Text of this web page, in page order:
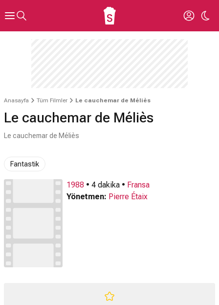
Anasayfa Tüm Filmler Le cauchemar de Méliès
Le cauchemar de Méliès
Le cauchemar de Méliès
Fantastik
1988 • 4 dakika • Fransa
Yönetmen: Pierre Étaix